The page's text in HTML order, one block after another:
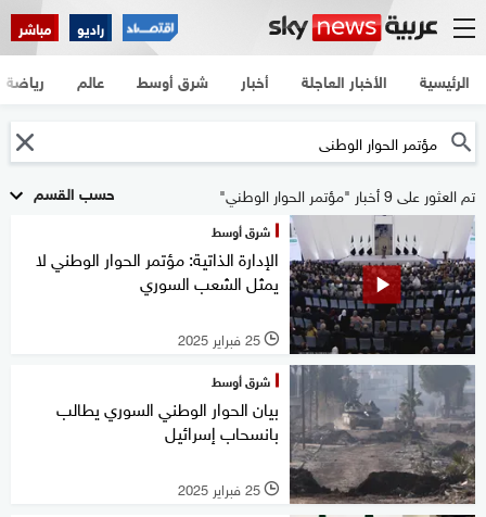
راديو مباشر
الرئيسية الأخبار العاجلة أخبار شرق أوسط عالم رياضة
حسب القسم تم العثور على 9 أخبار "مؤتمر الحوار الوطني"
شرق أوسط
الإدارة الذاتية: مؤتمر الحوار الوطني لا
يمثل الشعب السوري
l 25 فبراير 2025
شرق أوسط
بيان الحوار الوطني السوري يطالب
بانسحاب إسرائيل
l 25 فبراير 2025